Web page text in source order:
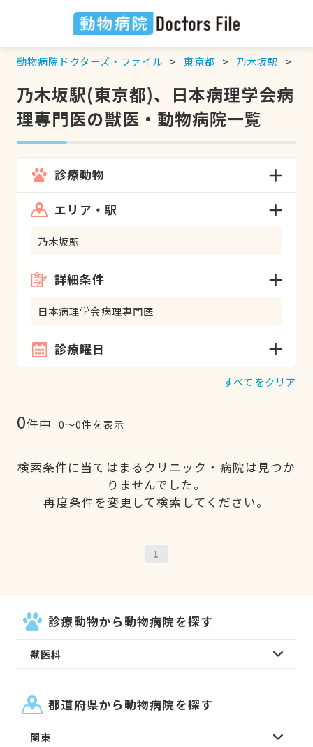
動物病院ドクターズ・ファイル 東京都 乃木坂駅
乃木坂駅(東京都)、日本病理学会病
理専門医の獣医・動物病院一覧
診療動物
エリア・駅
乃木坂駅
詳細条件
日本病理学会病理専門医
診療曜日
すべてをクリア
0件中 0〜0件を表示
検索条件に当てはまるクリニック・病院は見つか
りませんでした。
再度条件を変更して検索してください。
1
診療動物から動物病院を探す
獣医科
都道府県から動物病院を探す
関東